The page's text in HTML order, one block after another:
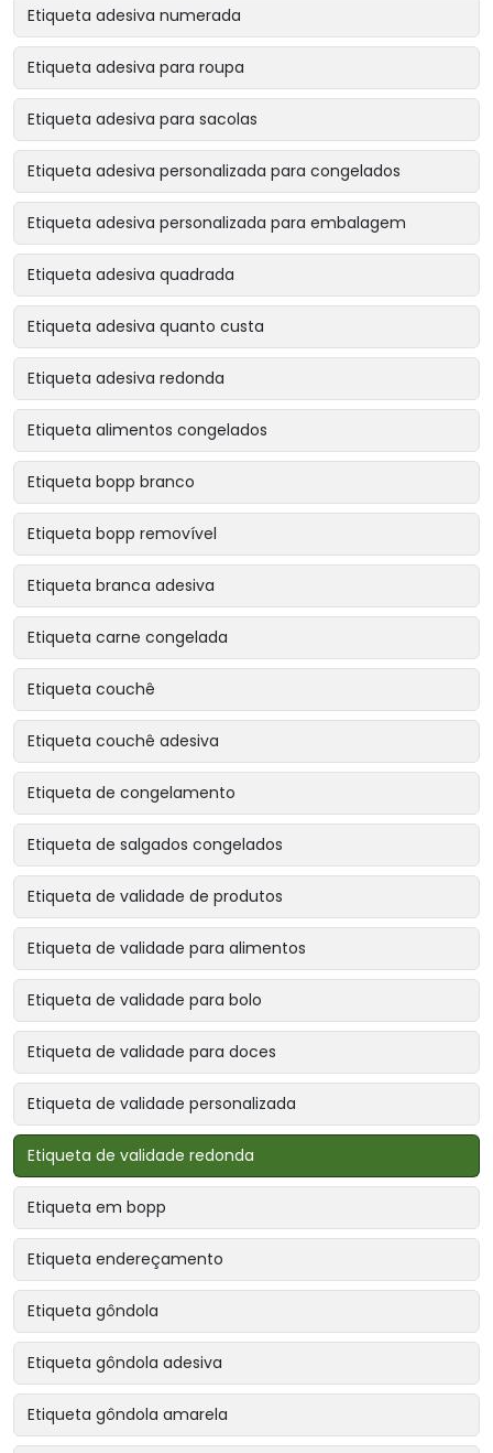
Etiqueta adesiva numerada
Etiqueta adesiva para roupa
Etiqueta adesiva para sacolas
Etiqueta adesiva personalizada para congelados
Etiqueta adesiva personalizada para embalagem
Etiqueta adesiva quadrada
Etiqueta adesiva quanto custa
Etiqueta adesiva redonda
Etiqueta alimentos congelados
Etiqueta bopp branco
Etiqueta bopp removível
Etiqueta branca adesiva
Etiqueta carne congelada
Etiqueta couchê
Etiqueta couchê adesiva
Etiqueta de congelamento
Etiqueta de salgados congelados
Etiqueta de validade de produtos
Etiqueta de validade para alimentos
Etiqueta de validade para bolo
Etiqueta de validade para doces
Etiqueta de validade personalizada
Etiqueta de validade redonda
Etiqueta em bopp
Etiqueta endereçamento
Etiqueta gôndola
Etiqueta gôndola adesiva
Etiqueta gôndola amarela